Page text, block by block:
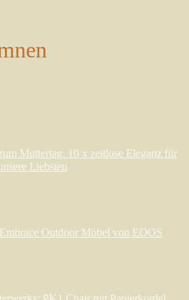
Muttertag: 10 x zeitlose Eleganz für
Liebsten
Outdoor Möbel von EOOS